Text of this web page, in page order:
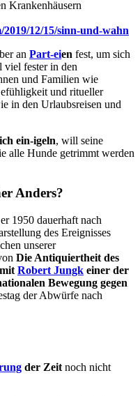
Krankenhäusern
2019/12/15/sinn-und-wahn
an Part-eien fest, um sich
fester in den
und Familien wie
und ritueller
in den Urlaubsreisen und
ein-igeln, will seine
alle Hunde getrimmt werden
Anders?
1950 dauerhaft nach
des Ereignisses
unserer
Die Antiquiertheit des
Robert Jungk einer der
Bewegung gegen
der Abwürfe nach
der Zeit noch nicht